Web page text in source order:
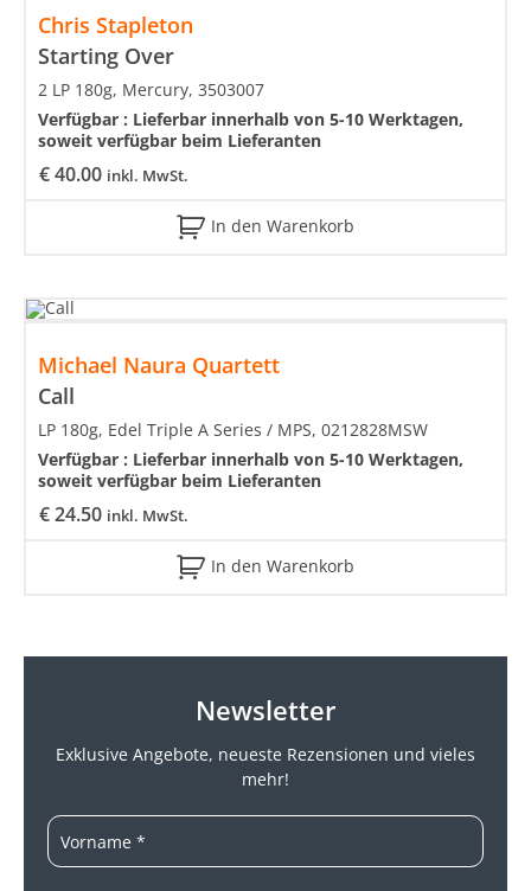
Chris Stapleton
Starting Over
€40.00 inkl. MwSt.
2 LP 180g, Mercury, 3503007
Verfügbar : Lieferbar innerhalb von 5-10 Werktagen,
soweit verfügbar beim Lieferanten
In den Warenkorb
Michael Naura Quartett
Call
€24.50 inkl. MwSt.
LP 180g, Edel Triple A Series / MPS, 0212828MSW
Verfügbar : Lieferbar innerhalb von 5-10 Werktagen,
soweit verfügbar beim Lieferanten
In den Warenkorb
Newsletter
Exklusive Angebote, neueste Rezensionen und vieles
mehr!